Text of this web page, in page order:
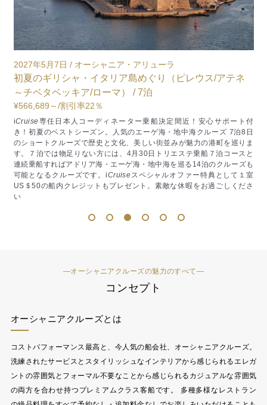
2026年12月2日 / オーシャニア・シレーナ
地中海・イタリア・フランス・スペイン３か国（チベタ
ベッキア/ローマ～バルセロナ） / 7泊
¥364,242～/割引率31％
iCruiseスペシャル/お得で価値ある旅をご紹介/船内クレジット＄200（1
室）プレゼント 7泊とコンパクトながらもクリスマス色に彩られたヨー
ロッパ3ヵ国の魅力的な街を巡る充実の航路。そして驚きの１泊当り
US＄299～。コストパフォーマンス最高の美食客船と称されるオーシャ
ニアクルーズをお楽しみください。
1 2 3 4 5 6
―オーシャニアクルーズの魅力のすべて―
コンセプト
オーシャニアクルーズとは
コストパフォーマンス最高と、今人気の船会社、オーシャニアクルーズ。
洗練されたサービスとスタイリッシュなインテリアから感じられるエレガ
ントの雰囲気とフォーマル不要なことから感じられるカジュアルな雰囲気
の両方を合わせ持つプレミアムクラス客船です。 多種多様なレストラン